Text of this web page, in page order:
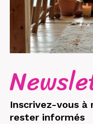
Inscrivez-vous
rester informés